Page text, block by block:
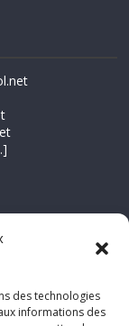
des technologies
informations des